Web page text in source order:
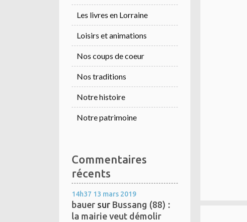
Les livres en Lorraine
Loisirs et animations
Nos coups de coeur
Nos traditions
Notre histoire
Notre patrimoine
Commentaires
récents
14h37 13 mars 2019
bauer sur Bussang (88) :
la mairie veut démolir